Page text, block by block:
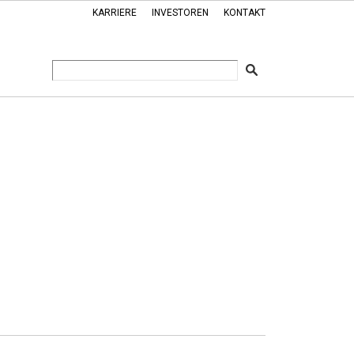
KARRIERE INVESTOREN KONTAKT